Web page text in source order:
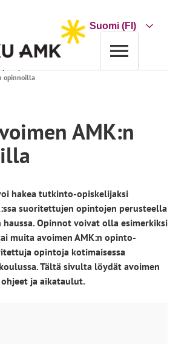
Choose
opinnoilla
AMK:n
hakea tutkinto-opiskelijaksi
suoritettujen opintojen perusteella
haussa. Opinnot voivat olla esimerkiksi
muita avoimen AMK:n opinto-
opintoja kotimaisessa
Tältä sivulta löydät avoimen
ja aikataulut.